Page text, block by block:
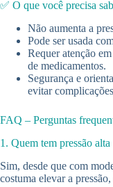
✅ O que você precisa
Não aumenta a
Pode ser usada
Requer atenção
de medicamentos.
Segurança e
evitar
FAQ – Perguntas
1. Quem tem pressão
Sim, desde que com
costuma elevar a